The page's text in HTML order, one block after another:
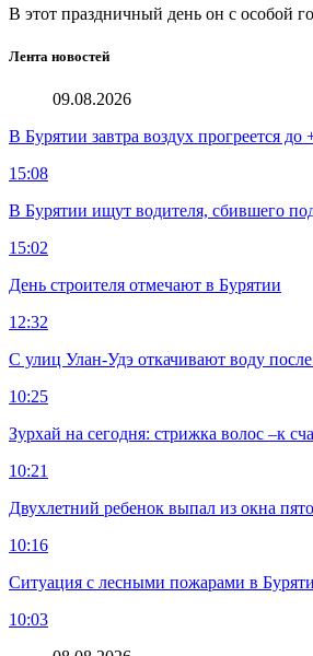
В этот праздничный день он с особой
Лента новостей
09.08.2026
В Бурятии завтра воздух прогреется
15:08
В Бурятии ищут водителя, сбившего
15:02
День строителя отмечают в Бурятии
12:32
С улиц Улан-Удэ откачивают воду
10:25
Зурхай на сегодня: стрижка волос –к
10:21
Двухлетний ребенок выпал из окна
10:16
Ситуация с лесными пожарами в
10:03